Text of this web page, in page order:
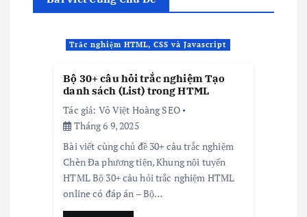
Trắc nghiệm HTML, CSS và Javascript
Bộ 30+ câu hỏi trắc nghiệm Tạo
danh sách (List) trong HTML
Tác giả: Võ Việt Hoàng SEO
Tháng 6 9, 2025
Bài viết cùng chủ đề 30+ câu trắc nghiệm
Chèn Đa phương tiện, Khung nội tuyến
HTML Bộ 30+ câu hỏi trắc nghiệm HTML
online có đáp án – Bộ…